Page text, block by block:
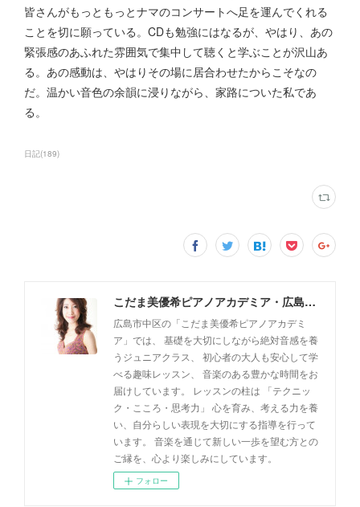
皆さんがもっともっとナマのコンサートへ足を運んでくれる
ことを切に願っている。CDも勉強にはなるが、やはり、あの
緊張感のあふれた雰囲気で集中して聴くと学ぶことが沢山あ
る。あの感動は、やはりその場に居合わせたからこそなの
だ。温かい音色の余韻に浸りながら、家路についた私であ
る。
日記(189)
こだま美優希ピアノアカデミア・広島市中区
広島市中区の「こだま美優希ピアノアカデミ
ア」では、 基礎を大切にしながら絶対音感を養
うジュニアクラス、 初心者の大人も安心して学
べる趣味レッスン、 音楽のある豊かな時間をお
届けしています。 レッスンの柱は 「テクニッ
ク・こころ・思考力」 心を育み、考える力を養
い、自分らしい表現を大切にする指導を行って
います。 音楽を通じて新しい一歩を望む方との
ご縁を、心より楽しみにしています。
フォロー